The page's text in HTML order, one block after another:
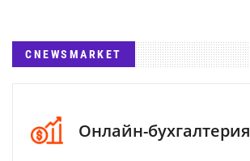
CNEWSMARKET
Онлайн-бухгалтерия